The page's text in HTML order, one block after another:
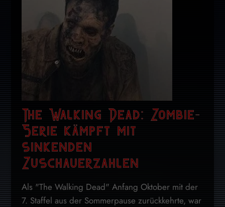
The Walking Dead: Zombie-
Serie kämpft mit
sinkenden
Zuschauerzahlen
Als "The Walking Dead" Anfang Oktober mit der
7. Staffel aus der Sommerpause zurückkehrte, war